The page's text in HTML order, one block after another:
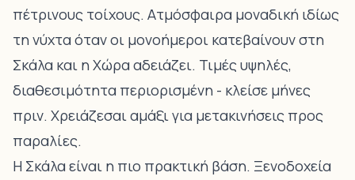
πέτρινους τοίχους. Ατμόσφαιρα μοναδική ιδίως
τη νύχτα όταν οι μονοήμεροι κατεβαίνουν στη
Σκάλα και η Χώρα αδειάζει. Τιμές υψηλές,
διαθεσιμότητα περιορισμένη - κλείσε μήνες
πριν. Χρειάζεσαι αμάξι για μετακινήσεις προς
παραλίες.
Η Σκάλα είναι η πιο πρακτική βάση. Ξενοδοχεία